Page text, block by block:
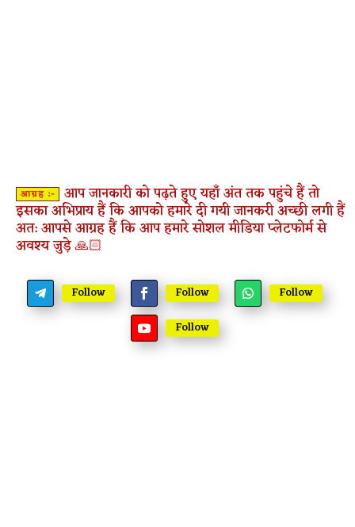
आग्रह :- आप जानकारी को पढ़ते हुए यहाँ अंत तक पहुंचे हैं तो
इसका अभिप्राय हैं कि आपको हमारे दी गयी जानकरी अच्छी लगी हैं
अत: आपसे आग्रह हैं कि आप हमारे सोशल मीडिया प्लेटफोर्म से
अवश्य जुड़े 🙏🏻
Follow Follow
Follow
Follow